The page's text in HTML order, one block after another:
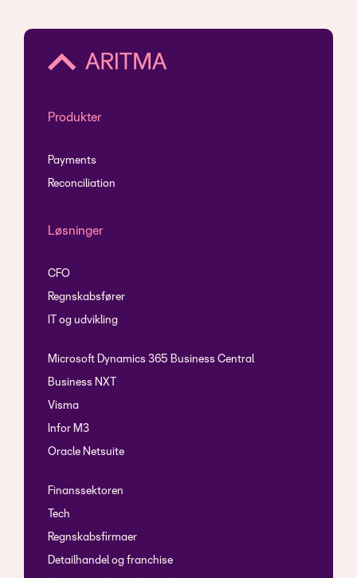
Produkter
Payments
Reconciliation
Løsninger
CFO
Regnskabsfører
IT og udvikling
Microsoft Dynamics 365 Business Central
Business NXT
Visma
Infor M3
Oracle Netsuite
Finanssektoren
Tech
Regnskabsfirmaer
Detailhandel og franchise